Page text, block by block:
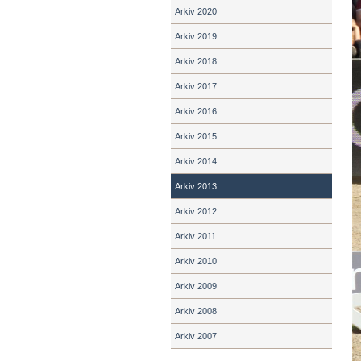
Arkiv 2020
Arkiv 2019
Arkiv 2018
Arkiv 2017
Arkiv 2016
Arkiv 2015
Arkiv 2014
Arkiv 2013
Arkiv 2012
Arkiv 2011
Arkiv 2010
Arkiv 2009
Arkiv 2008
Arkiv 2007